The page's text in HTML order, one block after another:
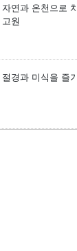
자연과 온천으로
고원
절경과 미식을 즐